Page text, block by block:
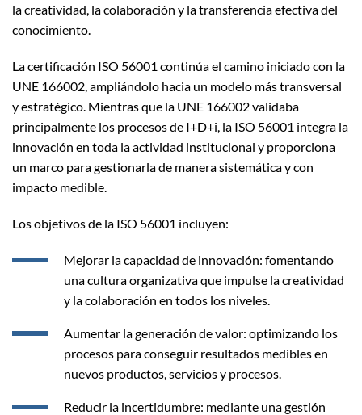
la creatividad, la colaboración y la transferencia efectiva del
conocimiento.
La certificación ISO 56001 continúa el camino iniciado con la
UNE 166002, ampliándolo hacia un modelo más transversal
y estratégico. Mientras que la UNE 166002 validaba
principalmente los procesos de I+D+i, la ISO 56001 integra la
innovación en toda la actividad institucional y proporciona
un marco para gestionarla de manera sistemática y con
impacto medible.
Los objetivos de la ISO 56001 incluyen:
Mejorar la capacidad de innovación: fomentando
una cultura organizativa que impulse la creatividad
y la colaboración en todos los niveles.
Aumentar la generación de valor: optimizando los
procesos para conseguir resultados medibles en
nuevos productos, servicios y procesos.
Reducir la incertidumbre: mediante una gestión